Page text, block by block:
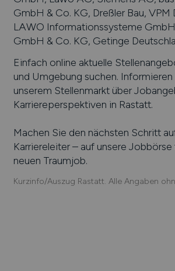
GmbH & Co. KG, Dreßler Bau, VPM
LAWO Informationssysteme
GmbH & Co. KG, Getinge
Einfach online aktuelle
und Umgebung suchen.
unserem Stellenmarkt über
Karriereperspektiven in Rastatt.
Machen Sie den nächsten Schritt
Karriereleiter – auf unsere
neuen Traumjob.
Kurzinfo/Auszug Rastatt. Alle Angaben